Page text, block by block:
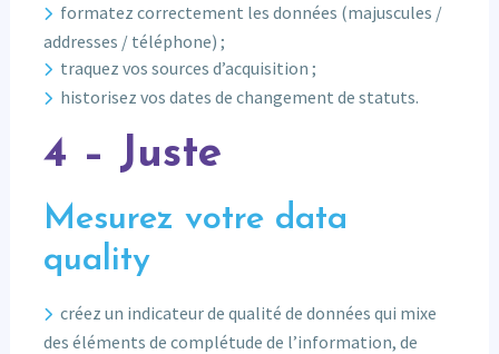
formatez correctement les données (majuscules /
addresses / téléphone) ;
traquez vos sources d’acquisition ;
historisez vos dates de changement de statuts.
4 – Juste
Mesurez votre data
quality
créez un indicateur de qualité de données qui mixe
des éléments de complétude de l’information, de